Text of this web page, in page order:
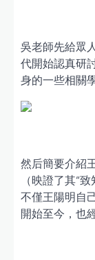
吳老師先給眾
代開始認真研
身的一些相關
然后簡要介紹
（映證了其“
不僅王陽明自
開始至今，也